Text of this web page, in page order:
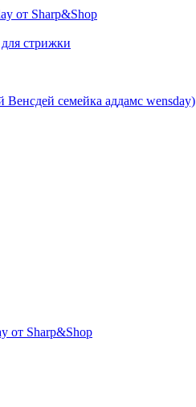
от Sharp&Shop
стрижки
семейка аддамс wensday)
от Sharp&Shop